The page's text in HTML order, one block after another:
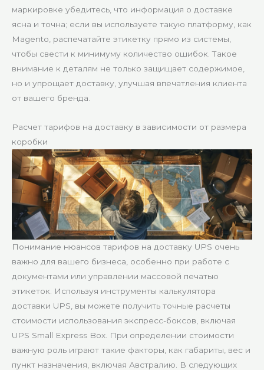
маркировке убедитесь, что информация о доставке
ясна и точна; если вы используете такую платформу, как
Magento, распечатайте этикетку прямо из системы,
чтобы свести к минимуму количество ошибок. Такое
внимание к деталям не только защищает содержимое,
но и упрощает доставку, улучшая впечатления клиента
от вашего бренда.
Расчет тарифов на доставку в зависимости от размера
коробки
Понимание нюансов тарифов на доставку UPS очень
важно для вашего бизнеса, особенно при работе с
документами или управлении массовой печатью
этикеток. Используя инструменты калькулятора
доставки UPS, вы можете получить точные расчеты
стоимости использования экспресс-боксов, включая
UPS Small Express Box. При определении стоимости
важную роль играют такие факторы, как габариты, вес и
пункт назначения, включая Австралию. В следующих